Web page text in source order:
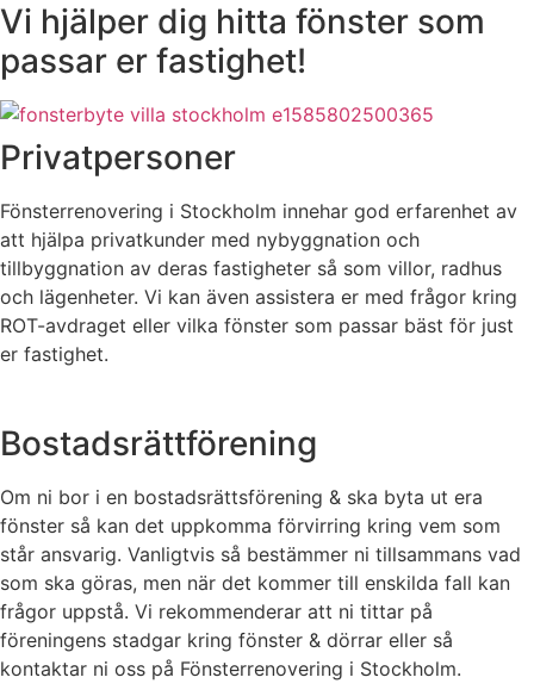
Vi hjälper dig hitta fönster som
passar er fastighet!
Privatpersoner
Fönsterrenovering i Stockholm innehar god erfarenhet av
att hjälpa privatkunder med nybyggnation och
tillbyggnation av deras fastigheter så som villor, radhus
och lägenheter. Vi kan även assistera er med frågor kring
ROT-avdraget eller vilka fönster som passar bäst för just
er fastighet.
Bostadsrättförening
Om ni bor i en bostadsrättsförening & ska byta ut era
fönster så kan det uppkomma förvirring kring vem som
står ansvarig. Vanligtvis så bestämmer ni tillsammans vad
som ska göras, men när det kommer till enskilda fall kan
frågor uppstå. Vi rekommenderar att ni tittar på
föreningens stadgar kring fönster & dörrar eller så
kontaktar ni oss på Fönsterrenovering i Stockholm.